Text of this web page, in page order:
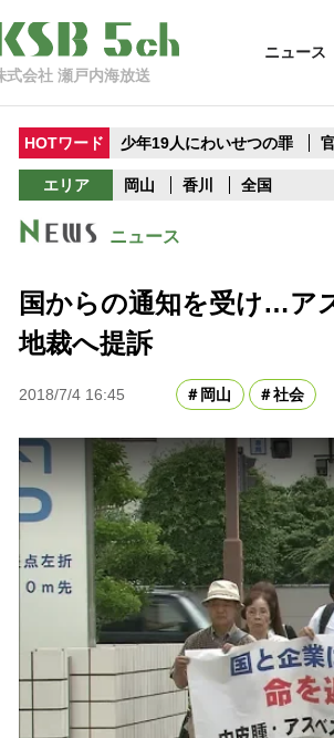
式会社 瀬戸内海放送
ニュース
HOTワード 少年19人にわいせつの罪
エリア 岡山 香川 全国
ニュース
国からの通知を受け…ア
地裁へ提訴
2018/7/4 16:45 岡山 社会